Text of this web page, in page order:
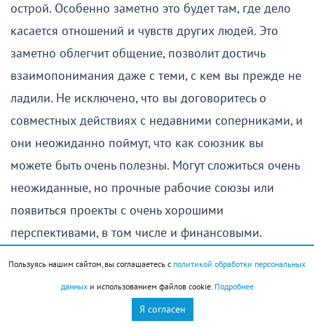
острой. Особенно заметно это будет там, где дело
касается отношений и чувств других людей. Это
заметно облегчит общение, позволит достичь
взаимопонимания даже с теми, с кем вы прежде не
ладили. Не исключено, что вы договоритесь о
совместных действиях с недавними соперниками, и
они неожиданно поймут, что как союзник вы
можете быть очень полезны. Могут сложиться очень
неожиданные, но прочные рабочие союзы или
появиться проекты с очень хорошими
перспективами, в том числе и финансовыми.
А еще первая половина дня — это время, когда не
исключены судьбоносные встречи. В наибольшей
степени это касается представителей знака,
Пользуясь нашим сайтом, вы соглашаетесь с политикой обработки персональных
данныхи использованием файлов cookie. Подробнее
Я согласен